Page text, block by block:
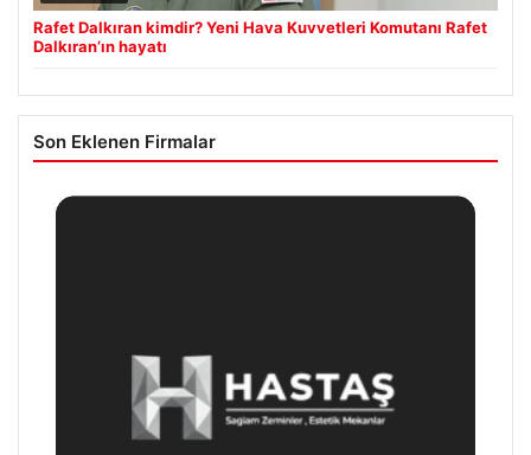
Rafet Dalkıran kimdir? Yeni Hava Kuvvetleri Komutanı Rafet
Dalkıran’ın hayatı
Son Eklenen Firmalar